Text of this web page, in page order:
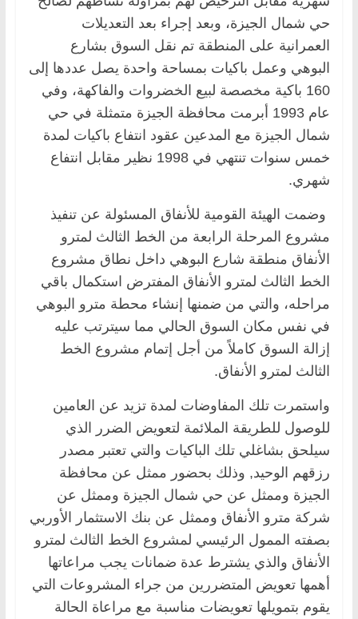
حي شمال الجيزة، وبعد إجراء بعد التعديلات
العمرانية على المنطقة تم نقل السوق بشارع
البوهي وعمل باكيات بمساحة واحدة يصل عددها إلى
160 باكية مخصصة لبيع الخضروات والفاكهة، وفي
عام 1993 أبرمت محافظة الجيزة متمثلة في حي
شمال الجيزة مع المدعين عقود انتفاع باكيات لمدة
خمس سنوات تنتهي في 1998 نظير مقابل انتفاع
شهري.
وضمت الهيئة القومية للأنفاق المسئولة عن تنفيذ
مشروع المرحلة الرابعة من الخط الثالث لمترو
الأنفاق منطقة شارع البوهي داخل نطاق مشروع
الخط الثالث لمترو الأنفاق المفترض استكمال باقي
مراحله، والتي من ضمنها إنشاء محطة مترو البوهي
في نفس مكان السوق الحالي مما سيترتب عليه
إزالة السوق كاملاً من أجل إتمام مشروع الخط
الثالث لمترو الأنفاق.
واستمرت تلك المفاوضات لمدة تزيد عن العامين
للوصول للطريقة الملائمة لتعويض الضرر الذي
سيلحق بشاغلي تلك الباكيات والتي تعتبر مصدر
رزقهم الوحيد, وذلك بحضور ممثل عن محافظة
الجيزة وممثل عن حي شمال الجيزة وممثل عن
شركة مترو الأنفاق وممثل عن بنك الاستثمار الأوربي
بصفته الممول الرئيسي لمشروع الخط الثالث لمترو
الأنفاق والذي يشترط عدة ضمانات يجب مراعاتها
أهمها تعويض المتضررين من جراء المشروعات التي
يقوم بتمويلها تعويضات مناسبة مع مراعاة الحالة